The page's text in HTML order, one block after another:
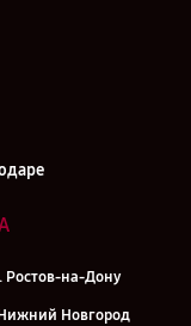
Ростов-на-Дону
Новгород